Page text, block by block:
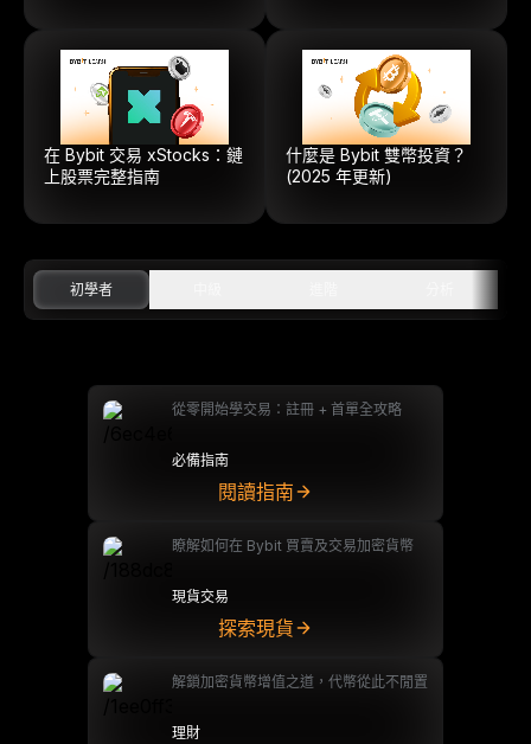
在 Bybit 交易 xStocks：鏈
上股票完整指南
什麼是 Bybit 雙幣投資？
(2025 年更新)
初學者
從零開始學交易：註冊 + 首單全攻略
必備指南
閱讀指南
瞭解如何在 Bybit 買賣及交易加密貨幣
現貨交易
探索現貨
解鎖加密貨幣增值之道，代幣從此不閒置
理財